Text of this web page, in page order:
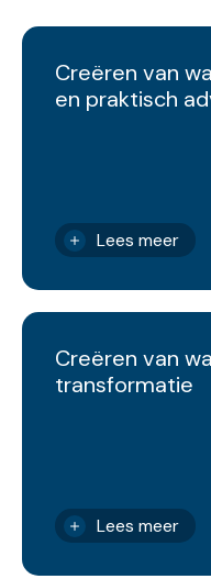
Creëren van
en praktisch
Lees meer
Creëren van
transformatie
Lees meer